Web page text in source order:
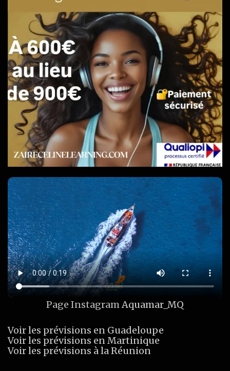
Page InstagramAquamar_MQ
Voir les prévisions en Guadeloupe
Voir les prévisions en Martinique
Voir les prévisions à la Réunion